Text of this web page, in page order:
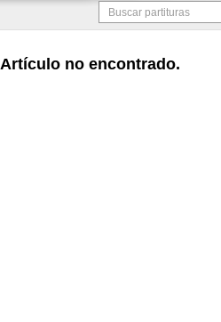
Artículo no encontrado.